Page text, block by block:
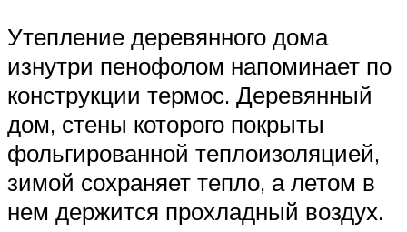
Утепление деревянного дома
изнутри пенофолом напоминает по
конструкции термос. Деревянный
дом, стены которого покрыты
фольгированной теплоизоляцией,
зимой сохраняет тепло, а летом в
нем держится прохладный воздух.